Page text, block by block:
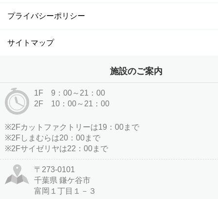
プライバシーポリシー
サイトマップ
施設のご案内
1F 9：00～21：00
2F 10：00～21：00
※2Fカットファクトリーは19：00まで
※2Fしまむらは20：00まで
※2Fサイゼリヤは22：00まで
〒273-0101
千葉県 鎌ケ谷市
富岡１丁目１－３